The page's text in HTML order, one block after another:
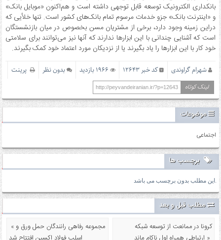
بانکداری الکترونیک توسعه قابل توجهی داشته است و هم‌اکنون «موبایل بانک»
و «اینترنت بانک» جزو خدمات مرسوم تمام بانک‌های کشور است. تنها خلأیی که
دراین زمینه وجود دارد، برخی از مشتریان مسن بخصوص در میان بازنشستگان
است که آشنایی چندانی با این ابزارها ندارند که آنها نیز می‌توانند برای سلامتی
خود کار با این ابزارها را یاد بگیرند یا از نزدیکان مورد اعتماد خود کمک بگیرند.
شهرام گراوندی کد خبر 12643 1966 بازدید بدون نظر پرینت
لینک کوتاه http://peyvandeiranian.ir/?p=12643
موضوعات
اجتماعی
برچسب ها
این مطلب بدون برچسب می باشد.
مطلب قبل و بعد
کرونا در ممانعت از توسعه شبکه
« مجموعه رفاهی رانندگان حمل ورق و